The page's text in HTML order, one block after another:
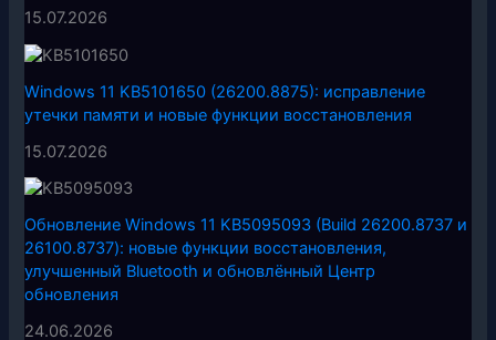
15.07.2026
Windows 11 KB5101650 (26200.8875): исправление
утечки памяти и новые функции восстановления
15.07.2026
Обновление Windows 11 KB5095093 (Build 26200.8737 и
26100.8737): новые функции восстановления,
улучшенный Bluetooth и обновлённый Центр
обновления
24.06.2026